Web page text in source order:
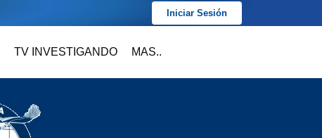
Iniciar Sesión
TV INVESTIGANDO MAS..